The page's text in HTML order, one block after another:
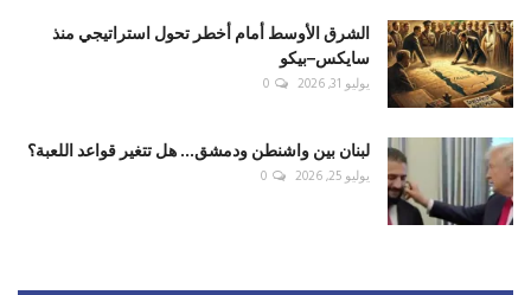
الشرق الأوسط أمام أخطر تحول استراتيجي منذ
سايكس–بيكو
يوليو 31, 2026 0
لبنان بين واشنطن ودمشق... هل تتغير قواعد اللعبة؟
يوليو 25, 2026 0